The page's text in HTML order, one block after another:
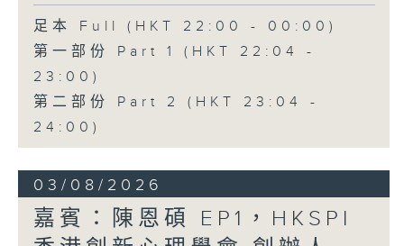
足本 Full (HKT 22:00 - 00:00)
第一部份 Part 1 (HKT 22:04 -
23:00)
第二部份 Part 2 (HKT 23:04 -
24:00)
03/08/2026
嘉賓：陳恩碩 EP1，HKSPI